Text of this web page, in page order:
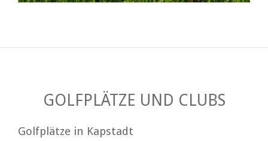
GOLFPLÄTZE UND CLUBS
Golfplätze in Kapstadt